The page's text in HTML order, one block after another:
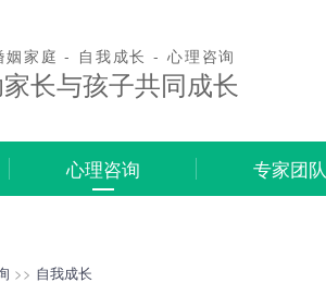
家庭 - 自我成长 - 心理咨询
长与孩子共同成长
心理咨询 专家团队
>> 自我成长